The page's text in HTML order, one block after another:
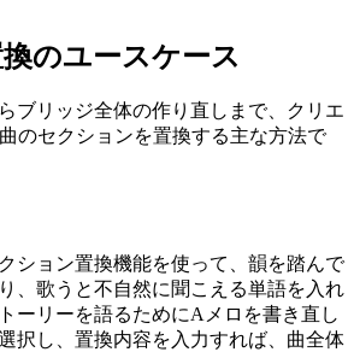
のユースケース
ブリッジ全体の作り直しまで、クリエ
のセクションを置換する主な方法で
ション置換機能を使って、韻を踏んで
、歌うと不自然に聞こえる単語を入れ
ーリーを語るためにAメロを書き直し
択し、置換内容を入力すれば、曲全体